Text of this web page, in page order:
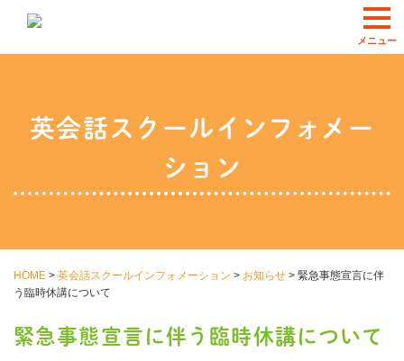
英会話スクールインフォメー
ション
HOME > 英会話スクールインフォメーション > お知らせ > 緊急事態宣言に伴
う臨時休講について
緊急事態宣言に伴う臨時休講について